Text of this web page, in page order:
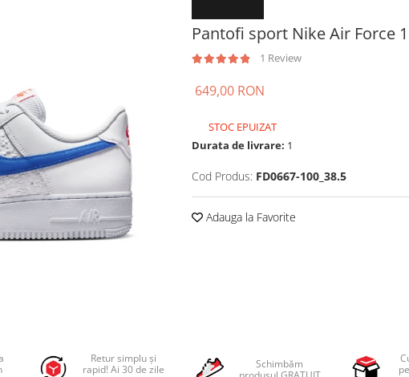
Pantofi sport Nike Air Force
1 Review
649,00 RON
STOC EPUIZAT
Durata de livrare: 1
Cod Produs: FD0667-100_38.5
Adauga la Favorite
Retur simplu și
rapid! Ai 30 de zile
Schimbăm